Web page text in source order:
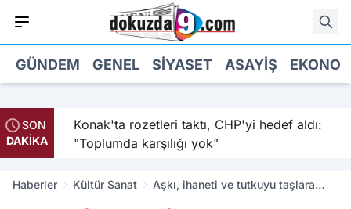
GÜNDEM GENEL SIYASET ASAYIŞ
SON
DAKİKA
Konak'ta rozetleri taktı, CHP'yi hedef aldı:
"Toplumda karşılığı yok"
Haberler Kültür Sanat
Aşkı, ihaneti ve tutkuyu taşlara